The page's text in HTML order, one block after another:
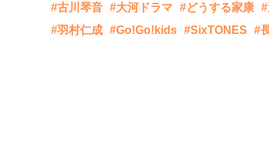
#古川琴音 #大河ドラマ #どうする家康
#羽村仁成 #Go!Go!kids #SixTONES #